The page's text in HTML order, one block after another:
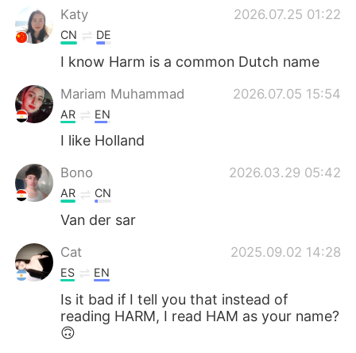
Katy 2026.07.25 01:22
CN DE
I know Harm is a common Dutch name
Mariam Muhammad 2026.07.05 15:54
AR EN
I like Holland
Bono 2026.03.29 05:42
AR CN
Van der sar
Cat 2025.09.02 14:28
ES EN
Is it bad if I tell you that instead of
reading HARM, I read HAM as your name?
🙃